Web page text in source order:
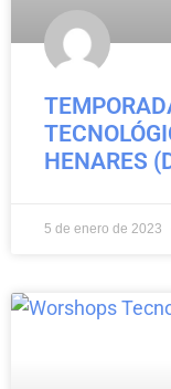
HENARES
5 de enero de 2023